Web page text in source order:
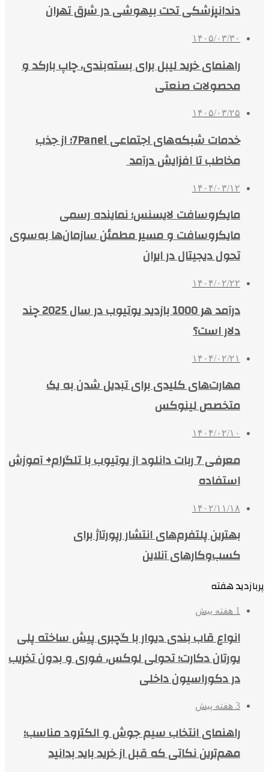
دندانپزشکی تحت بیهوشی در شرق تهران
۱۴۰۵/۰۳/۳۰
راهنمای خرید لیبل برای بسته‌بندی، چاپ بارکد و
محصولات صنعتی
۱۴۰۵/۰۳/۲۵
خدمات شبکه‌های اجتماعی 7Panel؛ از جذب
مخاطب تا افزایش درآمد
۱۴۰۴/۰۳/۱۲
مایکروسافت لایسنس؛ نماینده رسمی
مایکروسافت و مسیر مطمئن سازمان‌ها به‌سوی
تحول دیجیتال در ایران
۱۴۰۴/۰۲/۲۲
درآمد هر 1000 بازدید یوتیوب در سال 2025 چند
دلار است؟
۱۴۰۴/۰۲/۲۱
مهارت‌های کلیدی برای تبدیل شدن به یک
متخصص لینوکس
۱۴۰۴/۰۲/۱۰
معرفی 7 ربات دانلود از یوتیوب با تلگرام+ آموزش
استفاده
۱۴۰۲/۱۱/۱۸
بهترین پلتفرم‌های انتشار رپورتاژ برای
کسب‌وکارهای آنلاین
پربازدید هفته
1 هفته پیش
انواع قاب بندی دیوار با گچبری پیش ساخته پلی
یورتان دکارت؛ تحولی لوکس، فوری و بدون تخریب
در دکوراسیون داخلی
3 هفته پیش
راهنمای انتخاب سیم جوش و الکترود مناسب؛
مهم‌ترین نکاتی که قبل از خرید باید بدانید